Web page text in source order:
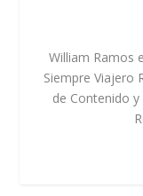
William Ramos
Siempre Viajero
de Contenido